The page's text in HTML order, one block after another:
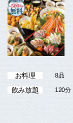
お料理 8品
飲み放題 120分